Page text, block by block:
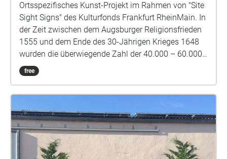
Ortsspezifisches Kunst-Projekt im Rahmen von "Site
Sight Signs" des Kulturfonds Frankfurt RheinMain. In
der Zeit zwischen dem Augsburger Religionsfrieden
1555 und dem Ende des 30-Jährigen Krieges 1648
wurden die überwiegende Zahl der 40.000 – 60.000
als „Hexen“ oder „Zauberer“ bezeichneter und
getöteter Menschen verhört, durch Folter zu falschen
sind heute viele Geschichten von als Hexen oder
Zauberer getöteter Menschen bekannt. In diesem
Walk erforschen wir die Hexenverfolgung in Hofheim.
free